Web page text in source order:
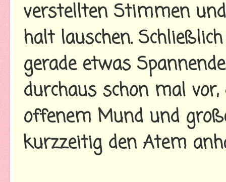
verstellten Stimmen
halt lauschen.
gerade etwas
durchaus schon mal
offenem Mund und
kurzzeitig den Atem